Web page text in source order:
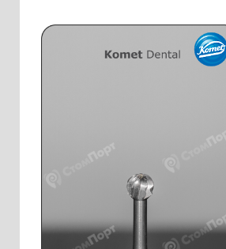
Наконечники и переходники KaVo